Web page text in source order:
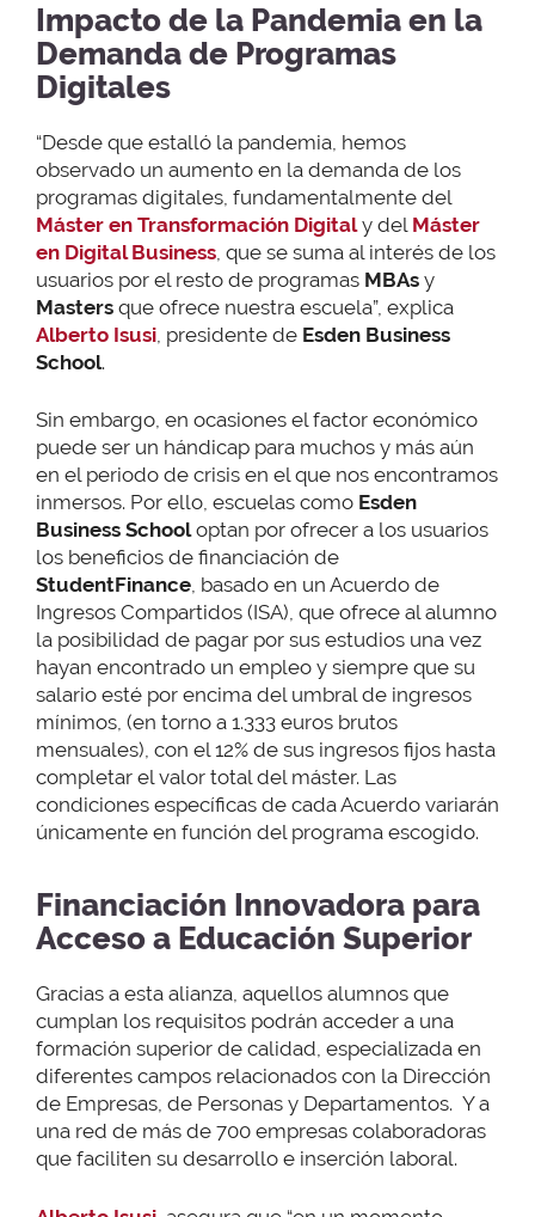
Impacto de la Pandemia en la
Demanda de Programas
Digitales
“Desde que estalló la pandemia, hemos
observado un aumento en la demanda de los
programas digitales, fundamentalmente del
Máster en Transformación Digitaly del Máster
en Digital Business , que se suma al interés de los
usuarios por el resto de programas MBAs y
Masters que ofrece nuestra escuela”, explica
Alberto Isusi , presidente de Esden Business
School.
Sin embargo, en ocasiones el factor económico
puede ser un hándicap para muchos y más aún
en el periodo de crisis en el que nos encontramos
inmersos. Por ello, escuelas como Esden
Business Schooloptan por ofrecer a los usuarios
los beneficios de financiación de
StudentFinance, basado en un Acuerdo de
Ingresos Compartidos (ISA), que ofrece al alumno
la posibilidad de pagar por sus estudios una vez
hayan encontrado un empleo y siempre que su
salario esté por encima del umbral de ingresos
mínimos, (en torno a 1.333 euros brutos
mensuales), con el 12% de sus ingresos fijos hasta
completar el valor total del máster. Las
condiciones específicas de cada Acuerdo variarán
únicamente en función del programa escogido.
Financiación Innovadora para
Acceso a Educación Superior
Gracias a esta alianza, aquellos alumnos que
cumplan los requisitos podrán acceder a una
formación superior de calidad, especializada en
diferentes campos relacionados con la Dirección
de Empresas, de Personas y Departamentos. Y a
una red de más de 700 empresas colaboradoras
que faciliten su desarrollo e inserción laboral.